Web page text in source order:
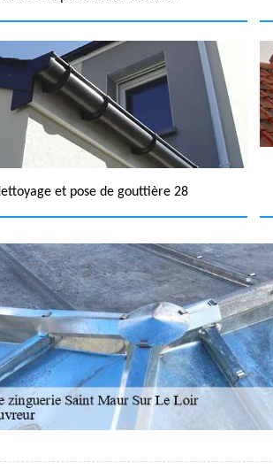
et pose de gouttière 28